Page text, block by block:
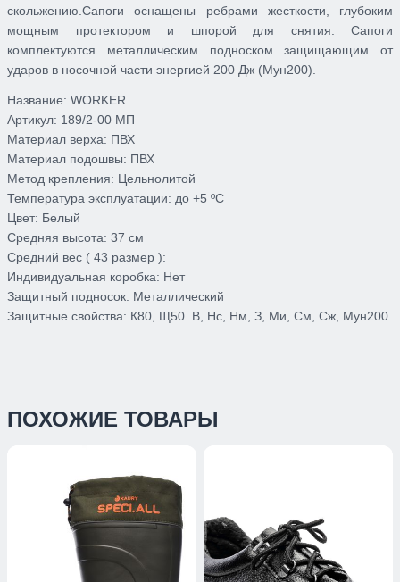
скольжению.Сапоги оснащены ребрами жесткости, глубоким
мощным протектором и шпорой для снятия. Сапоги
комплектуются металлическим подноском защищающим от
ударов в носочной части энергией 200 Дж (Мун200).
Название: WORKER
Артикул: 189/2-00 МП
Материал верха: ПВХ
Материал подошвы: ПВХ
Метод крепления: Цельнолитой
Температура эксплуатации: до +5 ºС
Цвет: Белый
Средняя высота: 37 см
Средний вес ( 43 размер ):
Индивидуальная коробка: Нет
Защитный подносок: Металлический
Защитные свойства: К80, Щ50. В, Нс, Нм, З, Ми, См, Сж, Мун200.
ПОХОЖИЕ ТОВАРЫ